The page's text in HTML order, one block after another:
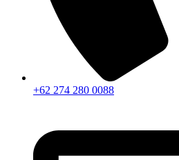
+62 274 280 0088